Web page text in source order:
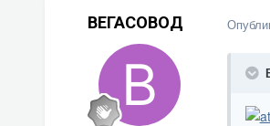
ВЕГАСОВОД